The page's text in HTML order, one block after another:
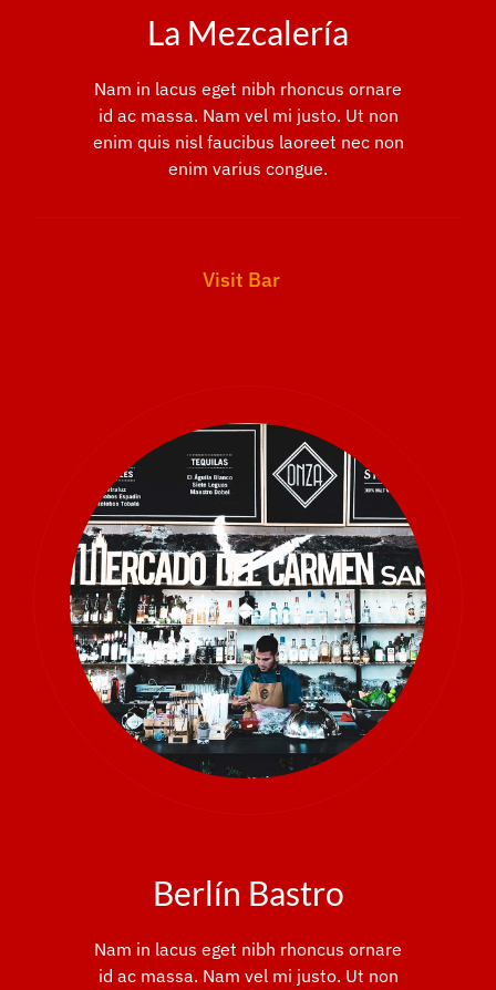
La Mezcalería
Nam in lacus eget nibh rhoncus ornare
id ac massa. Nam vel mi justo. Ut non
enim quis nisl faucibus laoreet nec non
enim varius congue.
Visit Bar
Berlín Bastro
Nam in lacus eget nibh rhoncus ornare
id ac massa. Nam vel mi justo. Ut non